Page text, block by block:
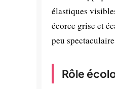
élastiques
écorce grise et
peu
Rôle